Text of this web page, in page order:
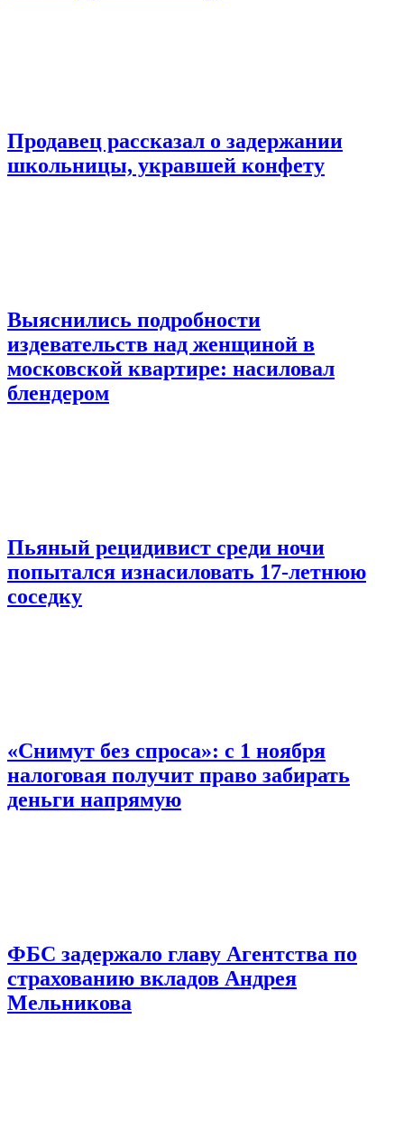
Продавец рассказал о задержании
школьницы, укравшей конфету
Выяснились подробности
издевательств над женщиной в
московской квартире: насиловал
блендером
Пьяный рецидивист среди ночи
попытался изнасиловать 17-летнюю
соседку
«Снимут без спроса»: с 1 ноября
налоговая получит право забирать
деньги напрямую
ФБС задержало главу Агентства по
страхованию вкладов Андрея
Мельникова